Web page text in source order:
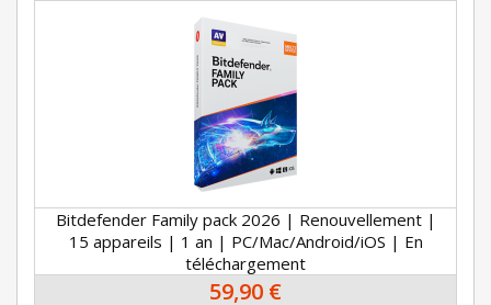
Bitdefender Family pack 2026 | Renouvellement |
15 appareils | 1 an | PC/Mac/Android/iOS | En
téléchargement
59,90 €